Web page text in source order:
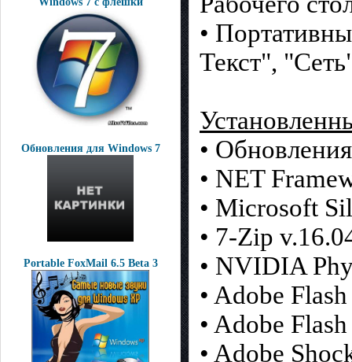
Обновления для Windows 7
Portable FoxMail 6.5 Beta 3
•
Текст",
•
• NET
• Microsoft
• 7-Zip
• NVIDIA
• Adobe
• Adobe
• Adobe